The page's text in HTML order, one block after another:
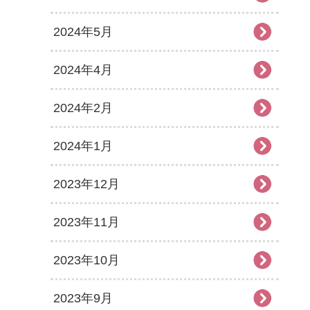
2024年5月
2024年4月
2024年2月
2024年1月
2023年12月
2023年11月
2023年10月
2023年9月